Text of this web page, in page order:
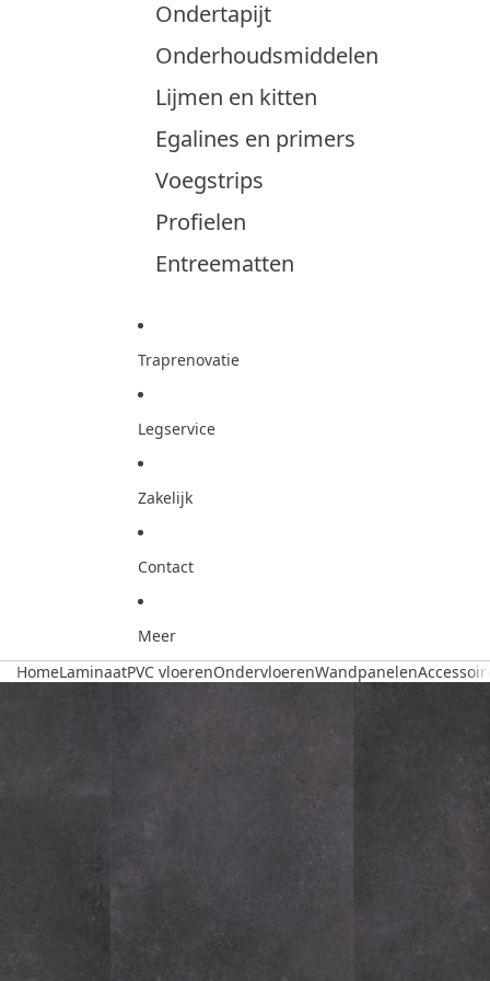
Ondertapijt
Onderhoudsmiddelen
Lijmen en kitten
Egalines en primers
Voegstrips
Profielen
Entreematten
Traprenovatie
Legservice
Zakelijk
Contact
Meer
HomeLaminaatPVC vloerenOndervloerenWandpanelen
Ga direct naar de productinformatie